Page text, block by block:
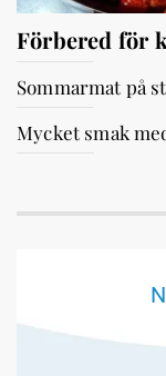
Förbered för
Sommarmat på
Mycket smak